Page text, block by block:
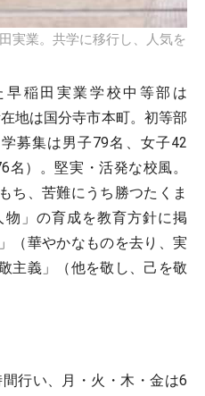
実業。共学に移行し、人気を
稲田実業学校中等部は
地は国分寺市本町。初等部
募集は男子79名、女子42
）。堅実・活発な校風。
ち、苦難にうち勝つたくま
」の育成を教育方針に掲
（華やかなものを去り、実
主義」（他を敬し、己を敬
行い、月・火・木・金は6